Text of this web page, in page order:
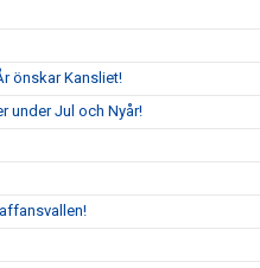
önskar Kansliet!
under Jul och Nyår!